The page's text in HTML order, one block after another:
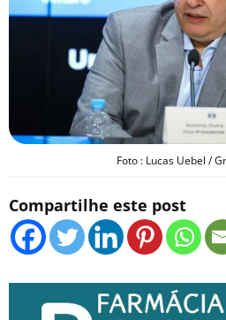
Foto : Lucas Uebel /
Compartilhe este post